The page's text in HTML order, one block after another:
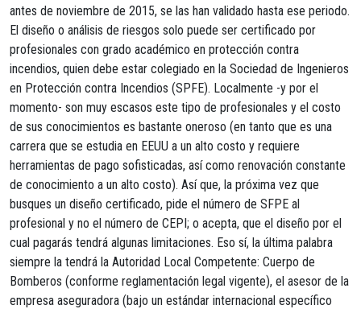
antes de noviembre de 2015, se las han validado hasta ese periodo.
El diseño o análisis de riesgos solo puede ser certificado por
profesionales con grado académico en protección contra
incendios, quien debe estar colegiado en la Sociedad de Ingenieros
en Protección contra Incendios (SPFE). Localmente -y por el
momento- son muy escasos este tipo de profesionales y el costo
de sus conocimientos es bastante oneroso (en tanto que es una
carrera que se estudia en EEUU a un alto costo y requiere
herramientas de pago sofisticadas, así como renovación constante
de conocimiento a un alto costo). Así que, la próxima vez que
busques un diseño certificado, pide el número de SFPE al
profesional y no el número de CEPI; o acepta, que el diseño por el
cual pagarás tendrá algunas limitaciones. Eso sí, la última palabra
siempre la tendrá la Autoridad Local Competente: Cuerpo de
Bomberos (conforme reglamentación legal vigente), el asesor de la
empresa aseguradora (bajo un estándar internacional específico